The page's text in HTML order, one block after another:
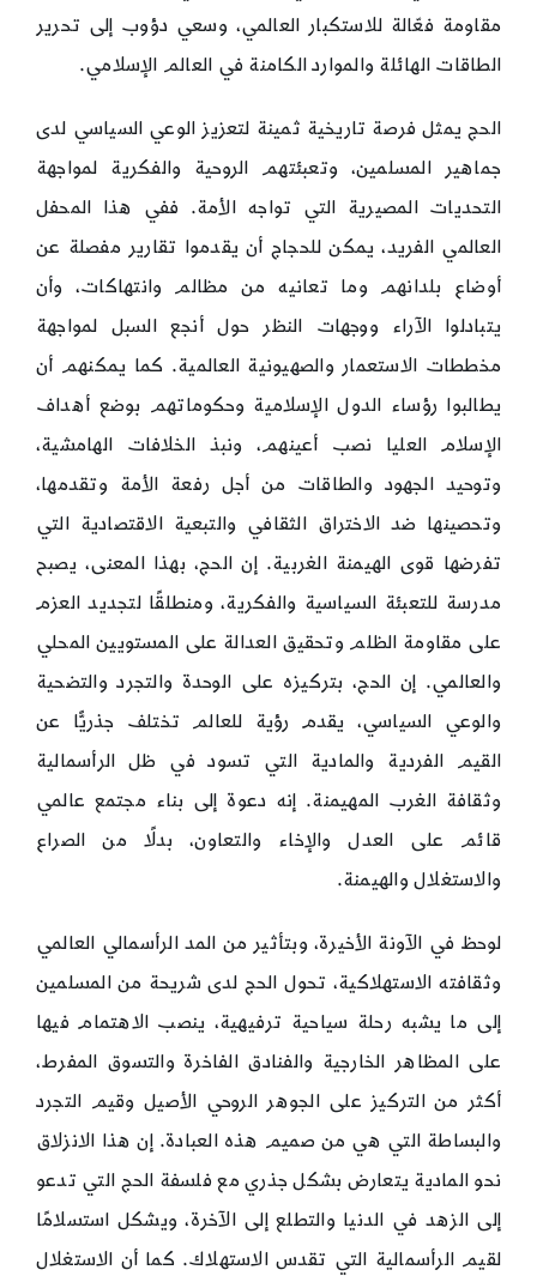
مقاومة فعّالة للاستكبار العالمي، وسعي دؤوب إلى تحرير
الطاقات الهائلة والموارد الكامنة في العالم الإسلامي.
الحج يمثل فرصة تاريخية ثمينة لتعزيز الوعي السياسي لدى
جماهير المسلمين، وتعبئتهم الروحية والفكرية لمواجهة
التحديات المصيرية التي تواجه الأمة. ففي هذا المحفل
العالمي الفريد، يمكن للحجاج أن يقدموا تقارير مفصلة عن
أوضاع بلدانهم وما تعانيه من مظالم وانتهاكات، وأن
يتبادلوا الآراء ووجهات النظر حول أنجع السبل لمواجهة
مخططات الاستعمار والصهيونية العالمية. كما يمكنهم أن
يطالبوا رؤساء الدول الإسلامية وحكوماتهم بوضع أهداف
الإسلام العليا نصب أعينهم، ونبذ الخلافات الهامشية،
وتوحيد الجهود والطاقات من أجل رفعة الأمة وتقدمها،
وتحصينها ضد الاختراق الثقافي والتبعية الاقتصادية التي
تفرضها قوى الهيمنة الغربية. إن الحج، بهذا المعنى، يصبح
مدرسة للتعبئة السياسية والفكرية، ومنطلقًا لتجديد العزم
على مقاومة الظلم وتحقيق العدالة على المستويين المحلي
والعالمي. إن الحج، بتركيزه على الوحدة والتجرد والتضحية
والوعي السياسي، يقدم رؤية للعالم تختلف جذريًّا عن
القيم الفردية والمادية التي تسود في ظل الرأسمالية
وثقافة الغرب المهيمنة. إنه دعوة إلى بناء مجتمع عالمي
قائم على العدل والإخاء والتعاون، بدلًا من الصراع
والاستغلال والهيمنة.
لوحظ في الآونة الأخيرة، وبتأثير من المد الرأسمالي العالمي
وثقافته الاستهلاكية، تحول الحج لدى شريحة من المسلمين
إلى ما يشبه رحلة سياحية ترفيهية، ينصب الاهتمام فيها
على المظاهر الخارجية والفنادق الفاخرة والتسوق المفرط،
أكثر من التركيز على الجوهر الروحي الأصيل وقيم التجرد
والبساطة التي هي من صميم هذه العبادة. إن هذا الانزلاق
نحو المادية يتعارض بشكل جذري مع فلسفة الحج التي تدعو
إلى الزهد في الدنيا والتطلع إلى الآخرة، ويشكل استسلامًا
لقيم الرأسمالية التي تقدس الاستهلاك. كما أن الاستغلال